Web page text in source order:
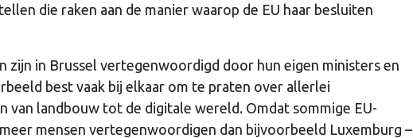
die raken aan de manier waarop de EU haar besluiten
zijn in Brussel vertegenwoordigd door hun eigen ministers en
best vaak bij elkaar om te praten over allerlei
van landbouw tot de digitale wereld. Omdat sommige EU-
mensen vertegenwoordigen dan bijvoorbeeld Luxemburg –